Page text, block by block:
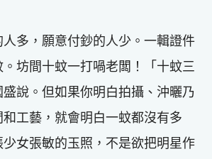
多，願意付鈔的人少。一輯證件
坊間十蚊一打喎老闆！「十蚊三
說。但如果你明白拍攝、沖曬乃
工藝，就會明白一蚊都沒有多
女張敏的玉照，不是欲把明星作